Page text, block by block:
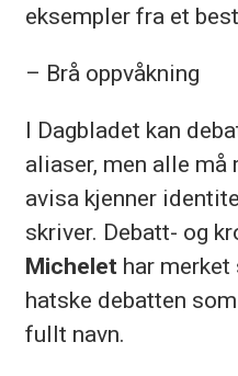
eksempler fra et
– Brå oppvåkning
I Dagbladet kan
aliaser, men alle
avisa kjenner
skriver. Debatt- og
Michelethar merket
hatske debatten
fullt navn.